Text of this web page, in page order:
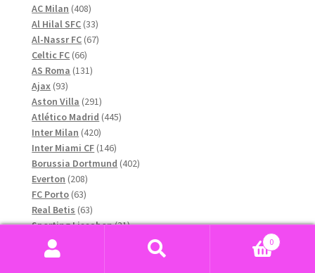
AC Milan 408408
produkter
Al Hilal SFC 3333
produkter
Al-Nassr FC 6767
Celtic FC 6666
produkter
AS Roma 131131
Ajax 9393
produkter
Aston Villa 291291
produkter
Atlético Madrid 445445
Inter Milan 420420
produkter
Inter Miami CF 146146
produkter
Borussia Dortmund 402402
Everton 208208
produkter
FC Porto 6363
produkter
Real Betis 6363
produkter
Sporting Lissabon 3131
produkter
SSC Napoli
West Ham United
0